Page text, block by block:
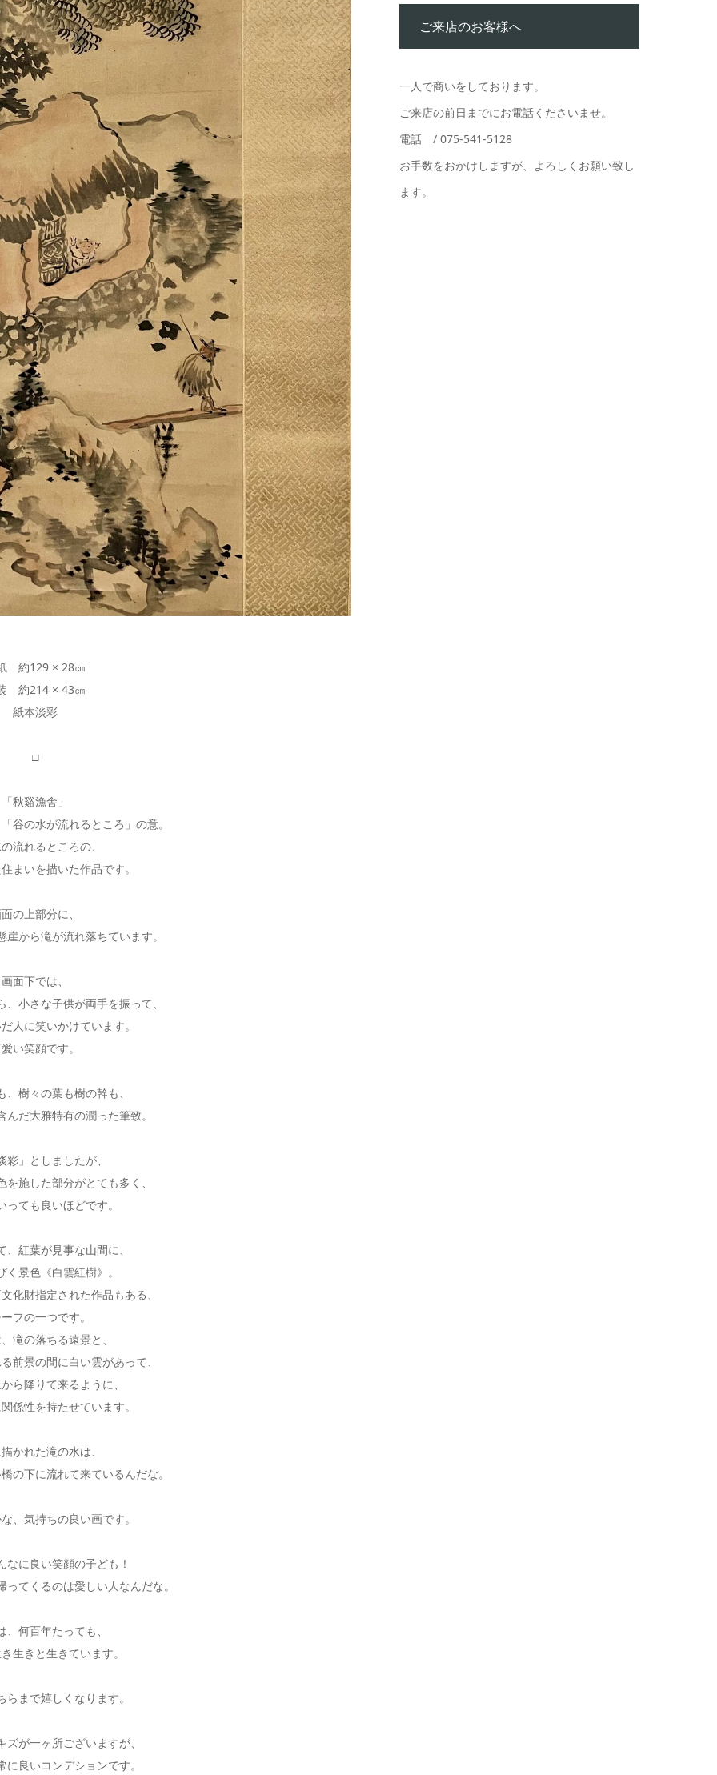
約129 × 28㎝
約214 × 43㎝
紙本淡彩
□
「秋谿漁舎」
谷の水が流れるところ」の意。
流れるところの、
まいを描いた作品です。
の上部分に、
から滝が流れ落ちています。
画面下では、
小さな子供が両手を振って、
人に笑いかけています。
い笑顔です。
、樹々の葉も樹の幹も、
んだ大雅特有の潤った筆致。
彩」としましたが、
施した部分がとても多く、
っても良いほどです。
、紅葉が見事な山間に、
く景色《白雲紅樹》。
化財指定された作品もある、
フの一つです。
滝の落ちる遠景と、
前景の間に白い雲があって、
ら降りて来るように、
係性を持たせています。
かれた滝の水は、
の下に流れて来ているんだな。
、気持ちの良い画です。
なに良い笑顔の子ども！
てくるのは愛しい人なんだな。
、何百年たっても、
生きと生きています。
らまで嬉しくなります。
ズが一ヶ所ございますが、
に良いコンデションです。
ご来店のお客様へ
一人で商いをしております。
ご来店の前日までにお電話くださいませ。
電話 / 075-541-5128
お手数をおかけしますが、よろしくお願い致し
ます。